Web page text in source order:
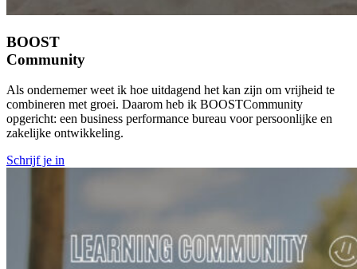
BOOST
Community
Als ondernemer weet ik hoe uitdagend het kan zijn om vrijheid te
combineren met groei. Daarom heb ik BOOSTCommunity
opgericht: een business performance bureau voor persoonlijke en
zakelijke ontwikkeling.
Schrijf je in